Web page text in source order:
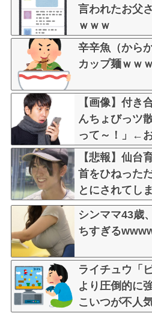
言われたお父
ｗｗｗ
辛辛魚（から
カップ麺ｗｗ
【画像】付き
んちょびっツ
って～！」←
れるか？？？
【悲報】仙台
首をひねった
とにされてし
シンママ43歳
ちすぎる
ライチュウ「
より圧倒的に
こいつが不人